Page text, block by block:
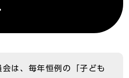
は、毎年恒例の「子ども